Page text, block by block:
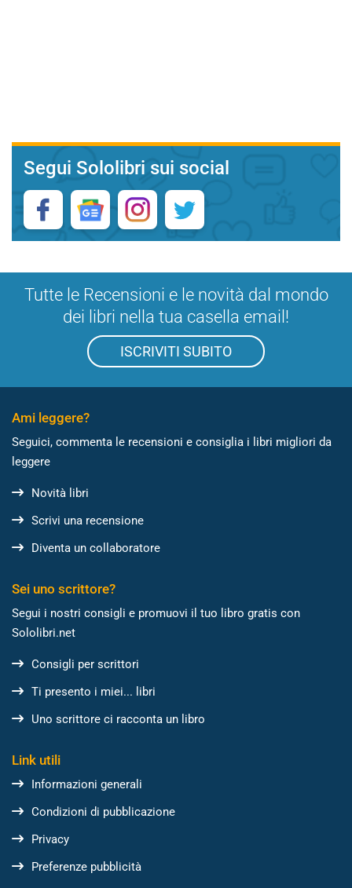
Segui Sololibri sui social
Tutte le Recensioni e le novità dal mondo
dei libri nella tua casella email!
ISCRIVITI SUBITO
Ami leggere?
Seguici, commenta le recensioni e consiglia i libri migliori da
leggere
Novità libri
Scrivi una recensione
Diventa un collaboratore
Sei uno scrittore?
Segui i nostri consigli e promuovi il tuo libro gratis con
Sololibri.net
Consigli per scrittori
Ti presento i miei... libri
Uno scrittore ci racconta un libro
Link utili
Informazioni generali
Condizioni di pubblicazione
Privacy
Preferenze pubblicità